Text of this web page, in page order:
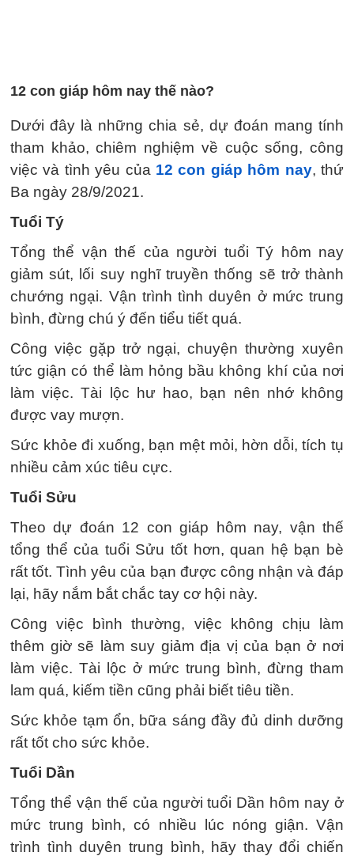
12 con giáp hôm nay thế nào?
Dưới đây là những chia sẻ, dự đoán mang tính
tham khảo, chiêm nghiệm về cuộc sống, công
việc và tình yêu của 12 con giáp hôm nay, thứ
Ba ngày 28/9/2021.
Tuổi Tý
Tổng thể vận thế của người tuổi Tý hôm nay
giảm sút, lối suy nghĩ truyền thống sẽ trở thành
chướng ngại. Vận trình tình duyên ở mức trung
bình, đừng chú ý đến tiểu tiết quá.
Công việc gặp trở ngại, chuyện thường xuyên
tức giận có thể làm hỏng bầu không khí của nơi
làm việc. Tài lộc hư hao, bạn nên nhớ không
được vay mượn.
Sức khỏe đi xuống, bạn mệt mỏi, hờn dỗi, tích tụ
nhiều cảm xúc tiêu cực.
Tuổi Sửu
Theo dự đoán 12 con giáp hôm nay, vận thế
tổng thể của tuổi Sửu tốt hơn, quan hệ bạn bè
rất tốt. Tình yêu của bạn được công nhận và đáp
lại, hãy nắm bắt chắc tay cơ hội này.
Công việc bình thường, việc không chịu làm
thêm giờ sẽ làm suy giảm địa vị của bạn ở nơi
làm việc. Tài lộc ở mức trung bình, đừng tham
lam quá, kiếm tiền cũng phải biết tiêu tiền.
Sức khỏe tạm ổn, bữa sáng đầy đủ dinh dưỡng
rất tốt cho sức khỏe.
Tuổi Dần
Tổng thể vận thế của người tuổi Dần hôm nay ở
mức trung bình, có nhiều lúc nóng giận. Vận
trình tình duyên trung bình, hãy thay đổi chiến